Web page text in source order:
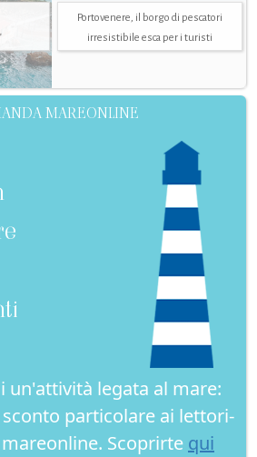
Portovenere, il borgo di pescatori
irresistibile esca per i turisti
MAREONLINE
un'attività legata al mare:
particolare ai lettori-
Scoprirte qui